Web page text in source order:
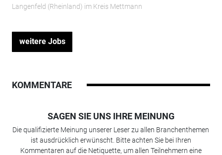
Langenfeld (Rheinland) im Kreis Mettmann
weitere Jobs
KOMMENTARE
SAGEN SIE UNS IHRE MEINUNG
Die qualifizierte Meinung unserer Leser zu allen Branchenthemen
ist ausdrücklich erwünscht. Bitte achten Sie bei Ihren
Kommentaren auf die Netiquette, um allen Teilnehmern eine